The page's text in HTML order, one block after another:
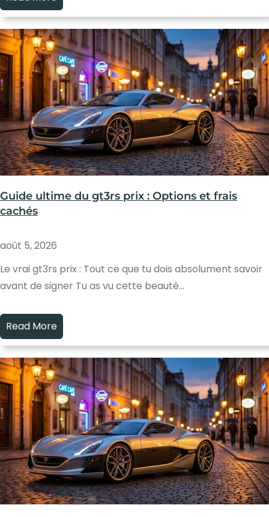
Guide ultime du gt3rs prix : Options et frais
cachés
août 5, 2026
Le vrai gt3rs prix : Tout ce que tu dois absolument savoir
avant de signer Tu as vu cette beauté…
Read More